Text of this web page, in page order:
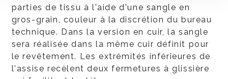
parties de tissu à l'aide d'une sangle en
gros-grain, couleur à la discrétion du bureau
technique. Dans la version en cuir, la sangle
sera réalisée dans la même cuir définit pour
le revêtement. Les extrémités inférieures de
l'assise recèlent deux fermetures à glissière